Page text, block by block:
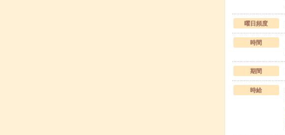
曜日頻度
時間
期間
時給